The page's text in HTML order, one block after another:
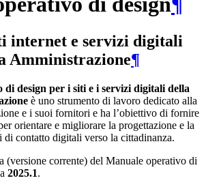
internet e servizi digitali
Amministrazione¶
design per i siti e i servizi digitali della
è uno strumento di lavoro dedicato alla
e i suoi fornitori e ha l’obiettivo di fornire
orientare e migliorare la progettazione e la
di contatto digitali verso la cittadinanza.
(versione corrente) del Manuale operativo di
2025.1.